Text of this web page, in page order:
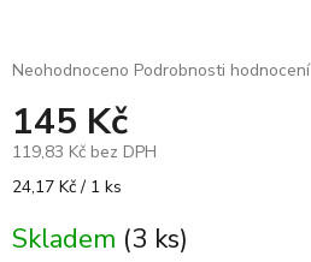
Průměrné
produktu
je
0,0
z
hvězdiček.
Neohodnoceno Podrobnosti hodnocení
145 Kč
119,83 Kč bez DPH
Měrná
24,17 Kč / 1 ks
Skladem (3 ks)